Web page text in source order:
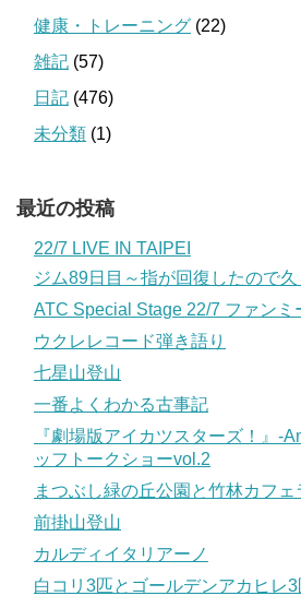
健康・トレーニング (22)
雑記 (57)
日記 (476)
未分類 (1)
最近の投稿
22/7 LIVE IN TAIPEI
ジム89日目～指が回復したので久
ATC Special Stage 22/7 ファンミ
ウクレレコード弾き語り
七星山登山
一番よくわかる古事記
『劇場版アイカツスターズ！』-
ッフトークショーvol.2
まつぶし緑の丘公園と竹林カフェ
前掛山登山
カルディイタリアーノ
白コリ3匹とゴールデンアカヒレ3